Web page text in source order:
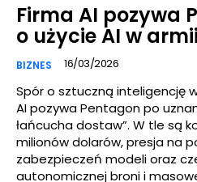
Firma AI pozywa
o użycie AI w
BIZNES 16/03/2026
Spór o sztuczną inteligencję
AI pozywa Pentagon po
łańcucha dostaw”. W tle są
milionów dolarów, presja na
zabezpieczeń modeli oraz
autonomicznej broni i